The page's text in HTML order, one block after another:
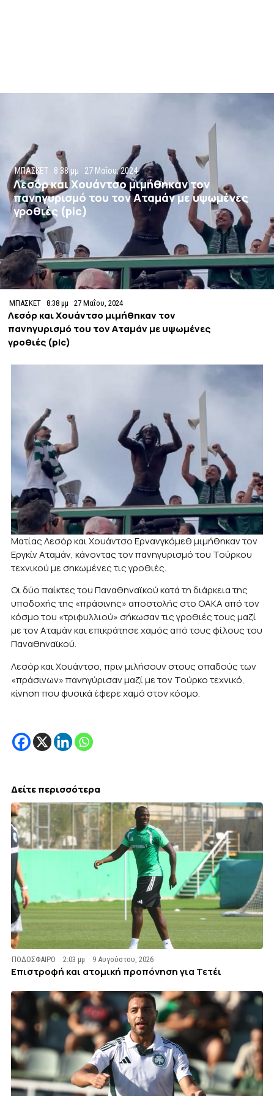
ΜΠΑΣΚΕΤ 8:38 μμ 27 Μαΐου, 2024
Λεσόρ και Χουάντσο μιμήθηκαν τον
πανηγυρισμό του τον Αταμάν με υψωμένες
γροθιές (pic)
ΜΠΑΣΚΕΤ 8:38 μμ 27 Μαΐου, 2024
Λεσόρ και Χουάντσο μιμήθηκαν τον
πανηγυρισμό του τον Αταμάν με υψωμένες
γροθιές (pic)
Ματίας Λεσόρ και Χουάντσο Ερνανγκόμεθ μιμήθηκαν τον
Εργκίν Αταμάν, κάνοντας τον πανηγυρισμό του Τούρκου
τεχνικού με σηκωμένες τις γροθιές.
Οι δύο παίκτες του Παναθηναϊκού κατά τη διάρκεια της
υποδοχής της «πράσινης» αποστολής στο ΟΑΚΑ από τον
κόσμο του «τριφυλλιού» σήκωσαν τις γροθιές τους μαζί
με τον Αταμάν και επικράτησε χαμός από τους φίλους του
Παναθηναϊκού.
Λεσόρ και Χουάντσο, πριν μιλήσουν στους οπαδούς των
«πράσινων» πανηγύρισαν μαζί με τον Τούρκο τεχνικό,
κίνηση που φυσικά έφερε χαμό στον κόσμο.
Δείτε περισσότερα
ΠΟΔΟΣΦΑΙΡΟ 2:03 μμ 9 Αυγούστου, 2026
Επιστροφή και ατομική προπόνηση για Τετέι